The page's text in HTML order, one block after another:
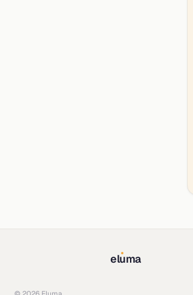
eluma